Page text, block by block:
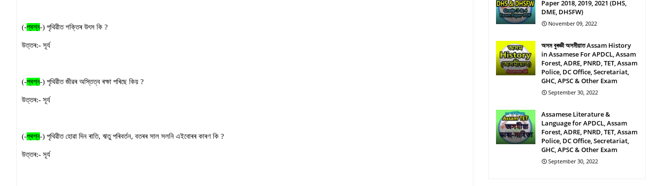
(-প্ৰশ্ন-) পৃথিৱীত শক্তিৰ উৎস কি ?
উত্তৰ:- সূৰ্য
(-প্ৰশ্ন-) পৃথিৱীত জীৱৰ অস্তিত্ব ৰক্ষা পৰিছে কিয় ?
উত্তৰ:- সূৰ্য
(-প্ৰশ্ন-) পৃথিৱীত হোৱা দিন ৰাতি, ঋতু পৰিবৰ্তন, বতৰৰ সাল সলনি এইবোৰৰ কাৰণ কি ?
উত্তৰ:- সূৰ্য
Paper 2018, 2019, 2021 (DHS,
DME, DHSFW)
November 09, 2022
অসম বুৰজ্ঞী অসমীয়াত Assam History
in Assamese For APDCL, Assam
Forest, ADRE, PNRD, TET, Assam
Police, DC Office, Secretariat,
GHC, APSC & Other Exam
September 30, 2022
Assamese Literature &
Language for APDCL, Assam
Forest, ADRE, PNRD, TET, Assam
Police, DC Office, Secretariat,
GHC, APSC & Other Exam
September 30, 2022